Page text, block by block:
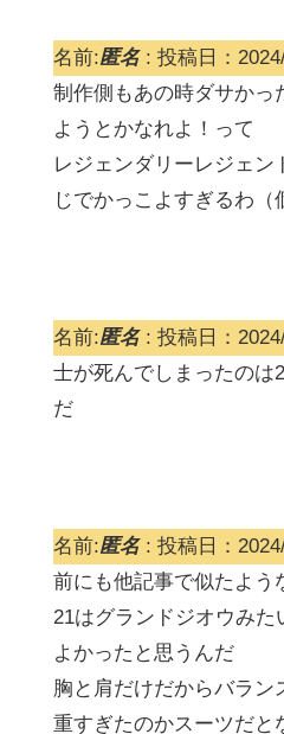
名前:匿名: 投稿日：
制作側もあの時ダサかっ
ようとかなれよ！って
レジェンダリーレジェ
じでかっこよすぎるわ（
名前:匿名: 投稿日：
士が死んでしまったのは
だ
名前:匿名: 投稿日：
前にも他記事で似たよう
21はグランドジオウみ
よかったと思うんだ
胸と肩だけだからバラン
重すぎたのかスーツだと